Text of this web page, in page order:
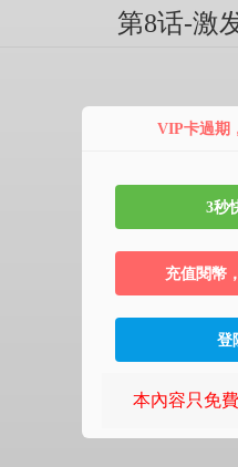
第8话-激
VIP卡過期
3秒
充值閱幣
登
本內容只免